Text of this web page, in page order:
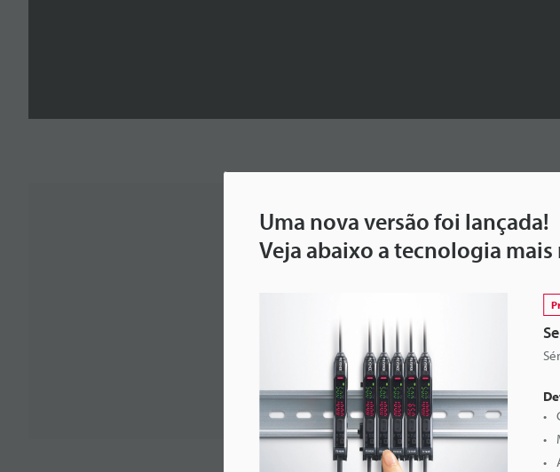
Downloads: Guia técnico
Para seu
Conjunto de
Uma nova versão foi lançada!
Veja abaixo a tecnologia mais